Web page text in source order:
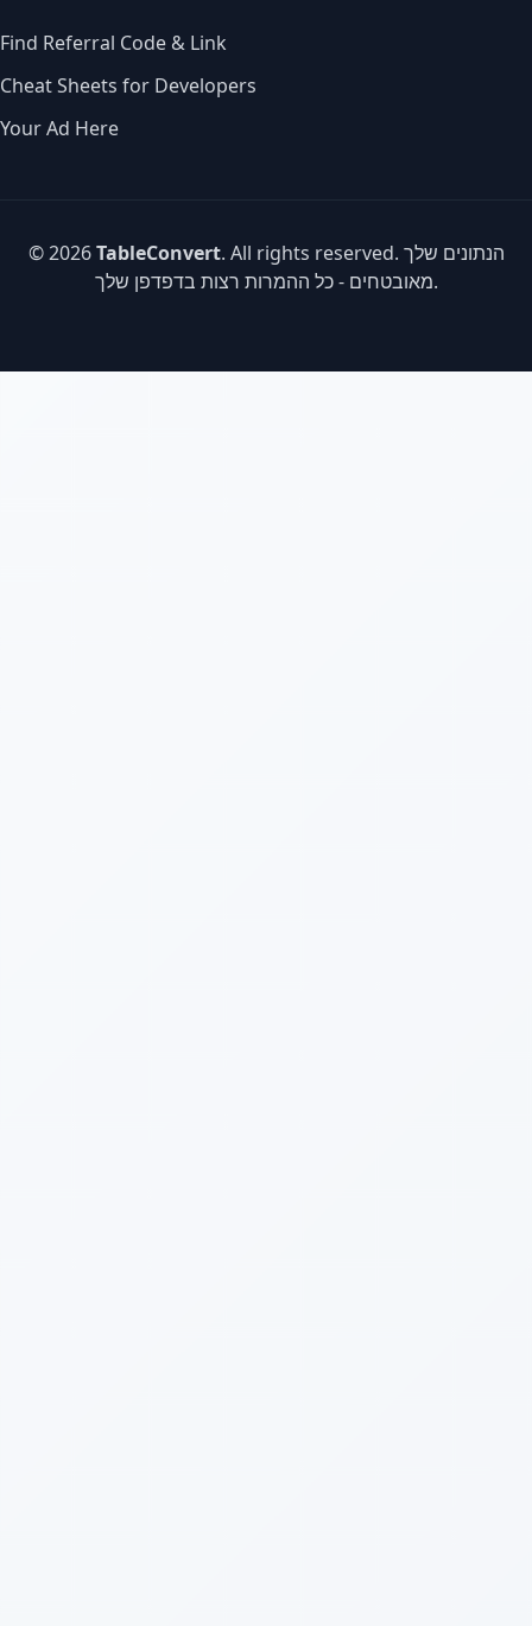
Find Referral Code & Link
Cheat Sheets for Developers
Your Ad Here
© 2026TableConvert. All rights reserved. הנתונים שלך
מאובטחים - כל ההמרות רצות בדפדפן שלך.